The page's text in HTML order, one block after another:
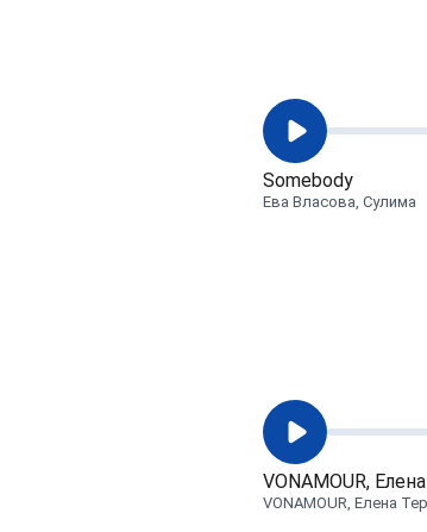
Добро
Somebody
Ева Власова, Сулима
VONAMOUR,
VONAMOUR, Елена